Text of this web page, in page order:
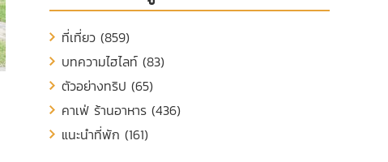
ที่เที่ยว (859)
บทความไฮไลท์ (83)
ตัวอย่างทริป (65)
คาเฟ่ ร้านอาหาร (436)
แนะนำที่พัก (161)